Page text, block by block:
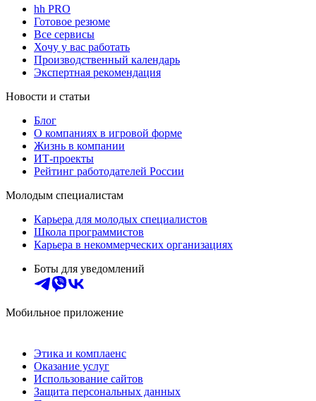
hh PRO
Готовое резюме
Все сервисы
Хочу у вас работать
Производственный календарь
Экспертная рекомендация
Новости и статьи
Блог
О компаниях в игровой форме
Жизнь в компании
ИТ-проекты
Рейтинг работодателей России
Молодым специалистам
Карьера для молодых специалистов
Школа программистов
Карьера в некоммерческих организациях
Боты для уведомлений
Мобильное приложение
Этика и комплаенс
Оказание услуг
Использование сайтов
Защита персональных данных